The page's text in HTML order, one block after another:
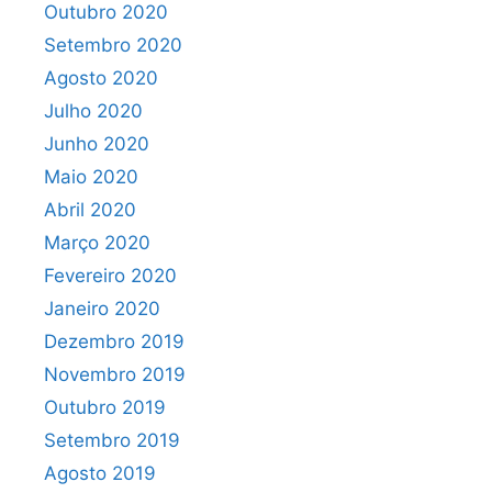
Outubro 2020
Setembro 2020
Agosto 2020
Julho 2020
Junho 2020
Maio 2020
Abril 2020
Março 2020
Fevereiro 2020
Janeiro 2020
Dezembro 2019
Novembro 2019
Outubro 2019
Setembro 2019
Agosto 2019